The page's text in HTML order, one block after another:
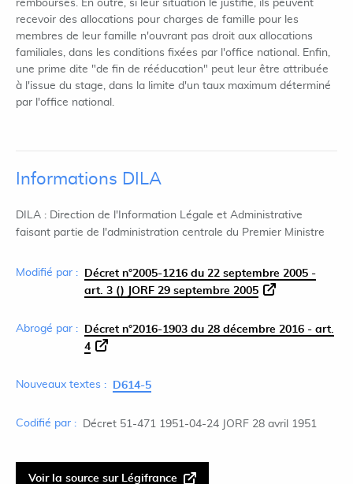
remboursés. En outre, si leur situation le justifie, ils peuvent
recevoir des allocations pour charges de famille pour les
membres de leur famille n'ouvrant pas droit aux allocations
familiales, dans les conditions fixées par l'office national. Enfin,
une prime dite "de fin de rééducation" peut leur être attribuée
à l'issue du stage, dans la limite d'un taux maximum déterminé
par l'office national.
Informations DILA
DILA : Direction de l'Information Légale et Administrative
faisant partie de l'administration centrale du Premier Ministre
Modifié par :
Décret n°2005-1216 du 22 septembre 2005 -
art. 3 () JORF 29 septembre 2005
Abrogé par :
Décret n°2016-1903 du 28 décembre 2016 - art.
4
Nouveaux textes : D614-5
Codifié par : Décret 51-471 1951-04-24 JORF 28 avril 1951
Voir la source sur Légifrance